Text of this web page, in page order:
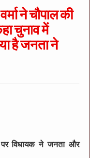
ने चौपाल की
चुनाव में
है जनता ने
पर विधायक ने जनता और